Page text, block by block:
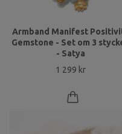
Armband Manifest
Gemstone - Set om 3
- Satya
1 299 kr